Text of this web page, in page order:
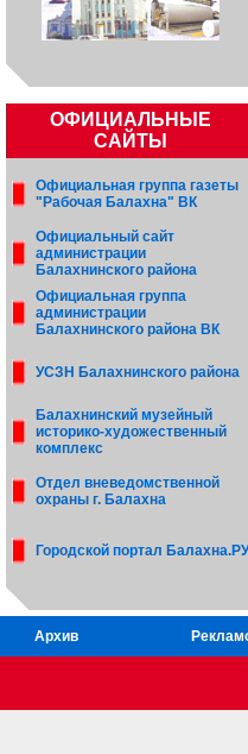
ОФИЦИАЛЬНЫЕ
САЙТЫ
Официальная группа газеты
"Рабочая Балахна" ВК
Официальный сайт
администрации
Балахнинского района
Официальная группа
администрации
Балахнинского района ВК
УСЗН Балахнинского района
Балахнинский музейный
историко-художественный
комплекс
Отдел вневедомственной
охраны г. Балахна
Городской портал Балахна.РУ
Архив